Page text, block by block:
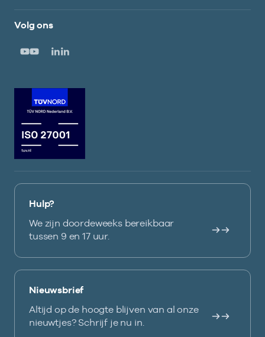
Volg ons
Hulp?
We zijn doordeweeks bereikbaar
tussen 9 en 17 uur.
Nieuwsbrief
Altijd op de hoogte blijven van al onze
nieuwtjes? Schrijf je nu in.